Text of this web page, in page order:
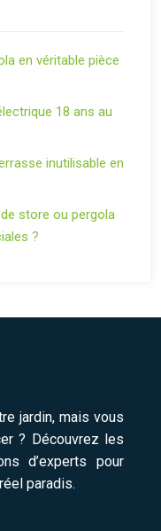
en véritable pièce
18 ans au
inutilisable en
store ou pergola
?
jardin, mais vous
? Découvrez les
d’experts pour
paradis.